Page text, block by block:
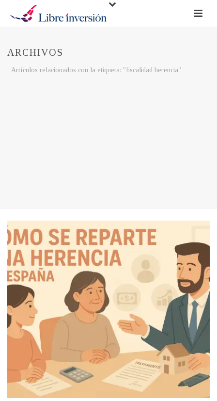
ARCHIVOS
Artículos relacionados con la etiqueta: "fiscalidad herencia"